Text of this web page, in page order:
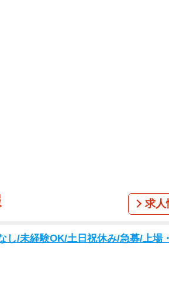
求人
し/未経験OK/土日祝休み/急募/上場